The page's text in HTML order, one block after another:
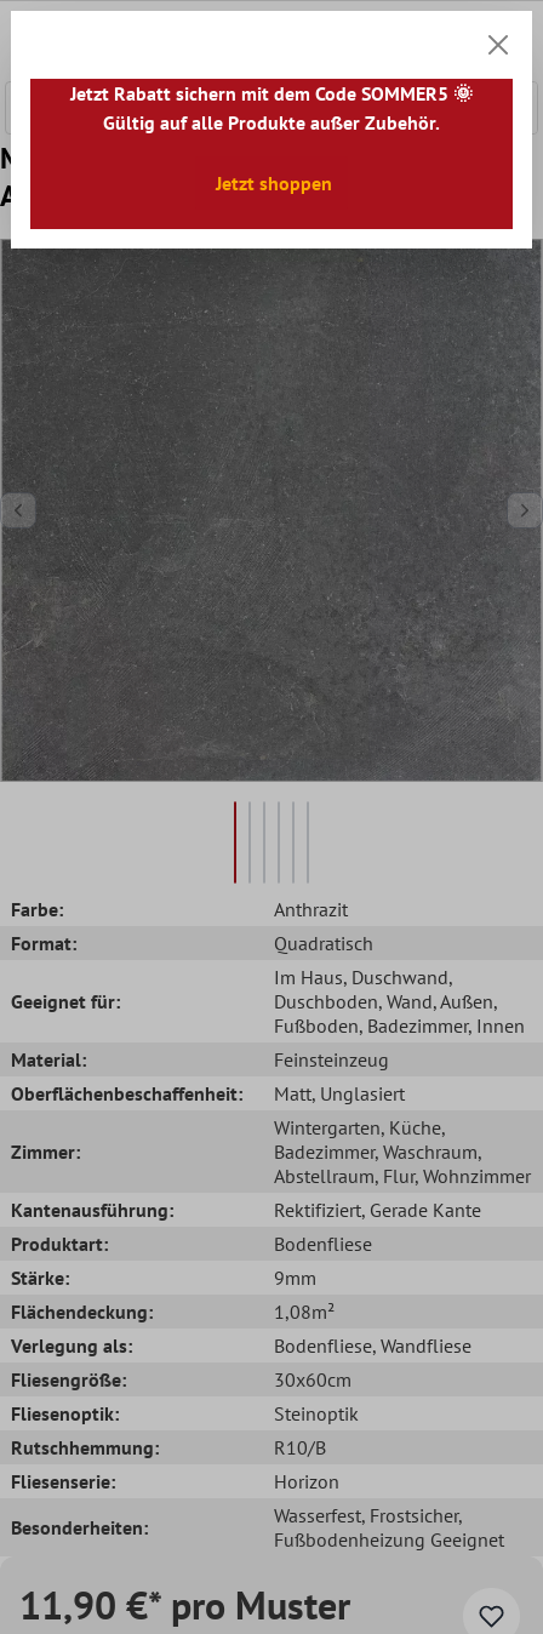
Muster Bodenfliesen Steinoptik Horizon
Anthrazit 60x60cm
Farbe:
Anthrazit
Format:
Quadratisch
Geeignet für:
Im Haus, Duschwand,
Duschboden, Wand, Außen,
Fußboden, Badezimmer, Innen
Material:
Feinsteinzeug
Oberflächenbeschaffenheit:
Matt, Unglasiert
Zimmer:
Wintergarten, Küche,
Badezimmer, Waschraum,
Abstellraum, Flur, Wohnzimmer
Kantenausführung:
Rektifiziert, Gerade Kante
Produktart:
Bodenfliese
Stärke:
9mm
Flächendeckung:
1,08m²
Verlegung als:
Bodenfliese, Wandfliese
Fliesengröße:
30x60cm
Fliesenoptik:
Steinoptik
Rutschhemmung:
R10/B
Fliesenserie:
Horizon
Besonderheiten:
Wasserfest, Frostsicher,
Fußbodenheizung Geeignet
11,90 €* pro Muster
Jetzt Rabatt sichern mit dem Code SOMMER5 🌞
Gültig auf alle Produkte außer Zubehör.
Jetzt shoppen